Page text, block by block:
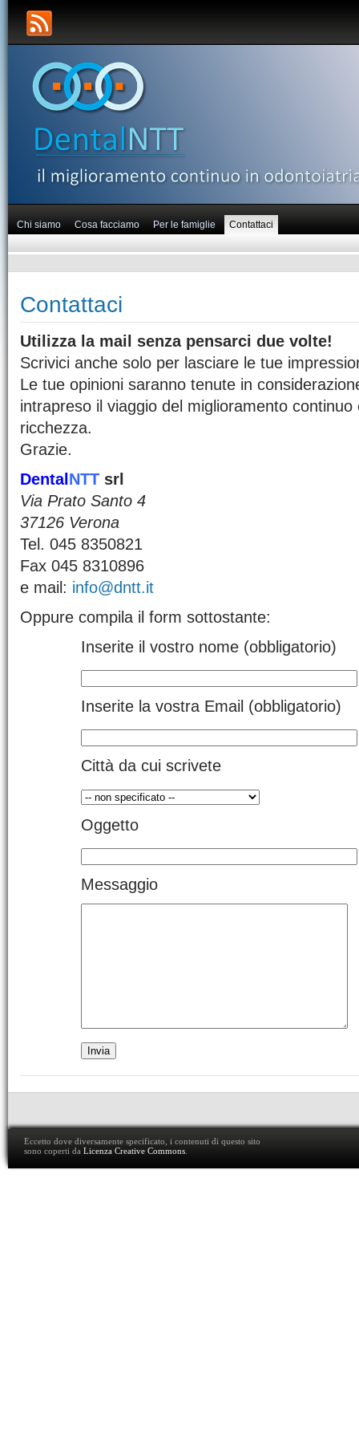
Chi siamo Cosa facciamo Per le famiglie Contattaci
Contattaci
Utilizza la mail senza pensarci due volte!
Scrivici anche solo per lasciare le tue
Le tue opinioni saranno tenute in
intrapreso il viaggio del miglioramento
ricchezza.
Grazie.
Dental NTT srl
Via Prato Santo 4
37126 Verona
Tel. 045 8350821
Fax 045 8310896
e mail: info@dntt.it
Oppure compila il form sottostante:
Inserite il vostro nome (obbligatorio)
Inserite la vostra Email (obbligatorio)
Città da cui scrivete
Oggetto
Messaggio
Eccetto dove diversamente specificato, i contenuti di questo sito
sono coperti da Licenza Creative Commons